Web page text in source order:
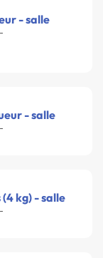
- salle
- salle
(4 kg) - salle